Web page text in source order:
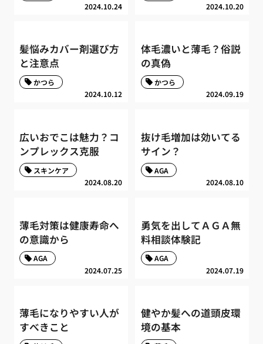
2024.10.24 2024.10.20
髪悩みカバー剤選び方
と注意点
2024.10.12
かつら
体毛濃いと薄毛？俗説
の真偽
2024.09.19
かつら
広いおでこは魅力？コ
ンプレックス克服
2024.08.20
スキンケア
抜け毛増加は効いてる
サイン？
2024.08.10
AGA
薄毛対策は健康寿命へ
の意識から
2024.07.25
AGA
勇気を出してＡＧＡ無
料相談体験記
2024.07.19
AGA
薄毛になりやすい人が
すべきこと
健やか髪への道頭皮環
境の基本